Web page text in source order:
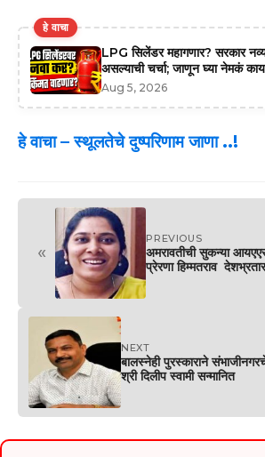
हे वाचा
LPG सिलेंडर महागणार? सरकार
असल्याची चर्चा; जाणून घ्या नेमकं
Aug 5, 2026
हे वाचा – स्थूलतेचे दुष्परिणाम जाणा ..!
«
PREVIOUS
अमरावतीची सुकन्या
प्रेरणा हिम्मतराव
NEXT
बालस्नेही पुरस्काराने संभाजीनगरचे
श्री दिलीप स्वामी सन्मानित